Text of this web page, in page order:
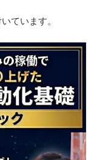
ています。